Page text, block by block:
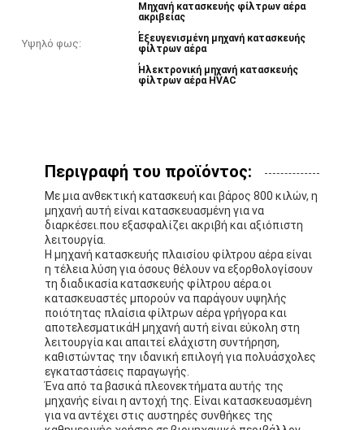
Υψηλό φως:
Μηχανή κατασκευής φίλτρων αέρα
ακριβείας
,
Εξευγενισμένη μηχανή κατασκευής
φίλτρων αέρα
,
Ηλεκτρονική μηχανή κατασκευής
φίλτρων αέρα HVAC
Περιγραφή του προϊόντος:
Με μια ανθεκτική κατασκευή και βάρος 800 κιλών, η
μηχανή αυτή είναι κατασκευασμένη για να
διαρκέσει.που εξασφαλίζει ακριβή και αξιόπιστη
λειτουργία.
Η μηχανή κατασκευής πλαισίου φίλτρου αέρα είναι
η τέλεια λύση για όσους θέλουν να εξορθολογίσουν
τη διαδικασία κατασκευής φίλτρου αέρα.οι
κατασκευαστές μπορούν να παράγουν υψηλής
ποιότητας πλαίσια φίλτρων αέρα γρήγορα και
αποτελεσματικάΗ μηχανή αυτή είναι εύκολη στη
λειτουργία και απαιτεί ελάχιστη συντήρηση,
καθιστώντας την ιδανική επιλογή για πολυάσχολες
εγκαταστάσεις παραγωγής.
Ένα από τα βασικά πλεονεκτήματα αυτής της
μηχανής είναι η αντοχή της. Είναι κατασκευασμένη
για να αντέχει στις αυστηρές συνθήκες της